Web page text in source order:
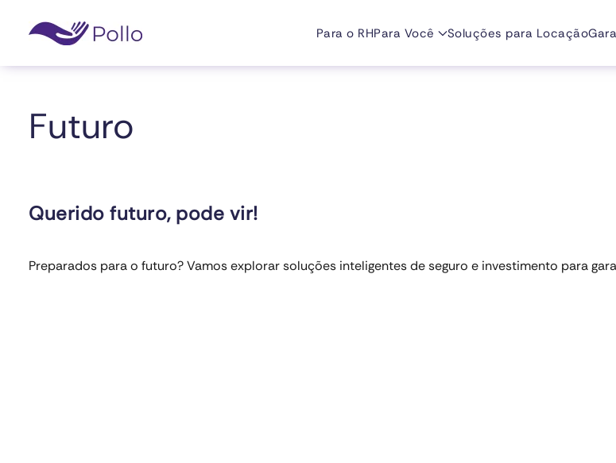
Skip to main content
Para o RHPara Você Soluções para Locação
Futuro
Querido futuro, pode vir!
Preparados para o futuro? Vamos explorar soluções inteligentes de seguro e investimento para